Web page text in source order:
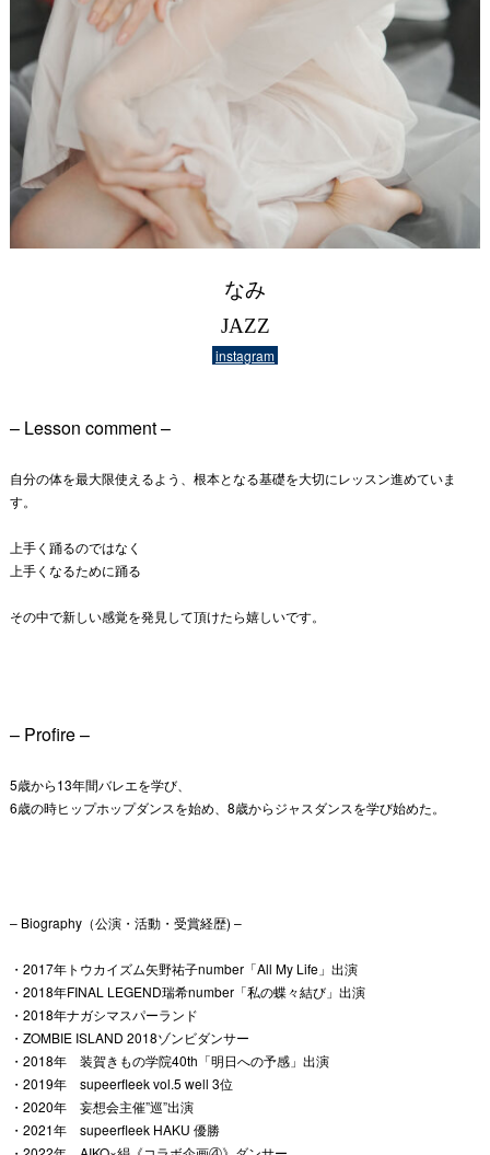
なみ
JAZZ
instagram
– Lesson comment –
自分の体を最大限使えるよう、根本となる基礎を大切にレッスン進めていま
す。
上手く踊るのではなく
上手くなるために踊る
その中で新しい感覚を発見して頂けたら嬉しいです。
– Profire –
5歳から13年間バレエを学び、
6歳の時ヒップホップダンスを始め、8歳からジャスダンスを学び始めた。
– Biography（公演・活動・受賞経歴) –
・2017年トウカイズム矢野祐子number「All My Life」出演
・2018年FINAL LEGEND瑞希number「私の蝶々結び」出演
・2018年ナガシマスパーランド
・ZOMBIE ISLAND 2018ゾンビダンサー
・2018年 装賀きもの学院40th「明日への予感」出演
・2019年 supeerfleek vol.5 well 3位
・2020年 妄想会主催”巡”出演
・2021年 supeerfleek HAKU 優勝